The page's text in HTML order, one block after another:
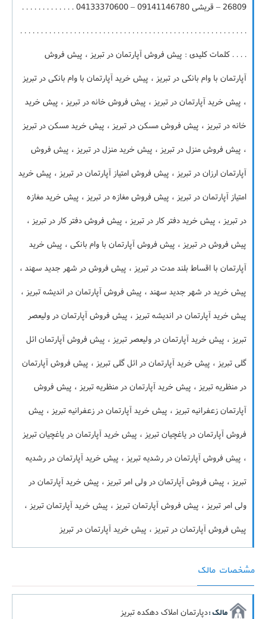
26809 – قریشی 09141146780 – 04133370600 . . . . . . . . . . . . .
. . . . . . . . . . . . . . . . . . . . . . . . . . . . . . . . . . . . . . . . . . . . . . . . . . . . . . .
. . . . کلمات کلیدی : پیش فروش آپارتمان در تبریز ، پیش فروش
آپارتمان با وام بانکی در تبریز ، پیش خرید آپارتمان با وام بانکی در تبریز
، پیش خرید آپارتمان در تبریز ، پیش فروش خانه در تبریز ، پیش خرید
خانه در تبریز ، پیش فروش مسکن در تبریز ، پیش خرید مسکن در تبریز
، پیش فروش منزل در تبریز ، پیش خرید منزل در تبریز ، پیش فروش
آپارتمان ارزان در تبریز ، پیش فروش امتیاز آپارتمان در تبریز ، پیش خرید
امتیاز آپارتمان در تبریز ، پیش فروش مغازه در تبریز ، پیش خرید مغازه
در تبریز ، پیش خرید دفتر کار در تبریز ، پیش فروش دفتر کار در تبریز ،
پیش فروش در تبریز ، پیش فروش آپارتمان با وام بانکی ، پیش خرید
آپارتمان با اقساط بلند مدت در تبریز ، پیش فروش در شهر جدید سهند ،
پیش خرید در شهر جدید سهند ، پیش فروش آپارتمان در اندیشه تبریز ،
پیش خرید آپارتمان در اندیشه تبریز ، پیش فروش آپارتمان در ولیعصر
تبریز ، پیش خرید آپارتمان در ولیعصر تبریز ، پیش فروش آپارتمان ائل
گلی تبریز ، پیش خرید آپارتمان در ائل گلی تبریز ، پیش فروش آپارتمان
در منظریه تبریز ، پیش خرید آپارتمان در منظریه تبریز ، پیش فروش
آپارتمان زعفرانیه تبریز ، پیش خرید آپارتمان در زعفرانیه تبریز ، پیش
فروش آپارتمان در یاغچیان تبریز ، پیش خرید آپارتمان در یاغچیان تبریز
، پیش فروش آپارتمان در رشدیه تبریز ، پیش خرید آپارتمان در رشدیه
تبریز ، پیش فروش آپارتمان در ولی امر تبریز ، پیش خرید آپارتمان در
ولی امر تبریز ، پیش فروش آپارتمان تبریز ، پیش خرید آپارتمان تبریز ،
پیش فروش آپارتمان در تبریز ، پیش خرید آپارتمان در تبریز
مشخصات مالک
مالک :دپارتمان املاک دهکده تبریز